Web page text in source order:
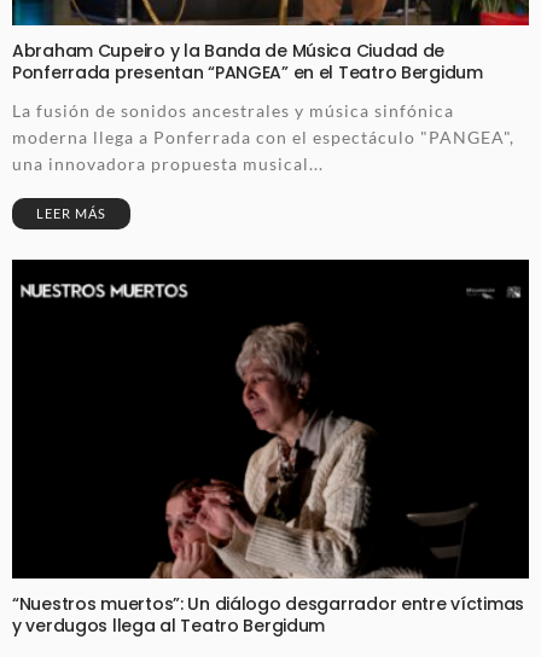
Abraham Cupeiro y la Banda de Música Ciudad de
Ponferrada presentan “PANGEA” en el Teatro Bergidum
La fusión de sonidos ancestrales y música sinfónica
moderna llega a Ponferrada con el espectáculo "PANGEA",
una innovadora propuesta musical...
LEER MÁS
“Nuestros muertos”: Un diálogo desgarrador entre víctimas
y verdugos llega al Teatro Bergidum